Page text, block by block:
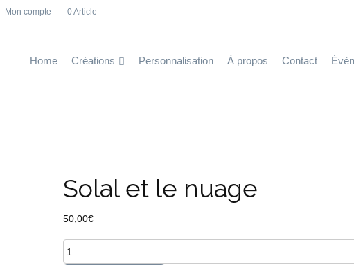
a
n
Mon compte 0 Article
Home Créations Personnalisation À propos Contact
Solal et le nuage
50,00€
quantité
de